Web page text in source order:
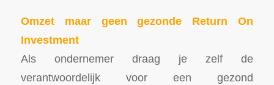
Omzet maar geen gezonde Return On
Investment
Als ondernemer draag je zelf de
verantwoordelijk voor een gezond